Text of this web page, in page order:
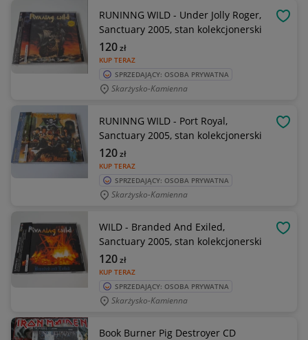
RUNINNG WILD - Under Jolly Roger,
Sanctuary 2005, stan kolekcjonerski
KUP TERAZ
120zł
SPRZEDAJĄCY: OSOBA PRYWATNA
Skarżysko-Kamienna
RUNINNG WILD - Port Royal,
Sanctuary 2005, stan kolekcjonerski
KUP TERAZ
120zł
SPRZEDAJĄCY: OSOBA PRYWATNA
Skarżysko-Kamienna
WILD - Branded And Exiled,
Sanctuary 2005, stan kolekcjonerski
KUP TERAZ
120zł
SPRZEDAJĄCY: OSOBA PRYWATNA
Skarżysko-Kamienna
Book Burner Pig Destroyer CD